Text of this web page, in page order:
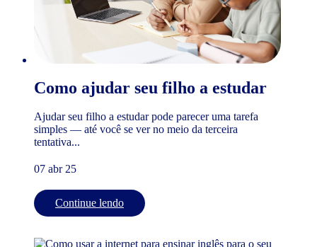
Como ajudar seu filho a estudar
Ajudar seu filho a estudar pode parecer uma tarefa
simples — até você se ver no meio da terceira
tentativa...
07 abr 25
Continue lendo